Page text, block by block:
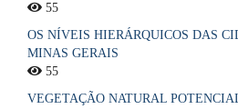
55
OS NÍVEIS HIERÁRQUICOS DAS
MINAS GERAIS
55
VEGETAÇÃO NATURAL